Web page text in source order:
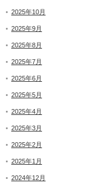
2025年10月
2025年9月
2025年8月
2025年7月
2025年6月
2025年5月
2025年4月
2025年3月
2025年2月
2025年1月
2024年12月